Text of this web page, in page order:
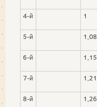
4-й 1
5-й 1,08
6-й 1,15
7-й 1,21
8-й 1,26